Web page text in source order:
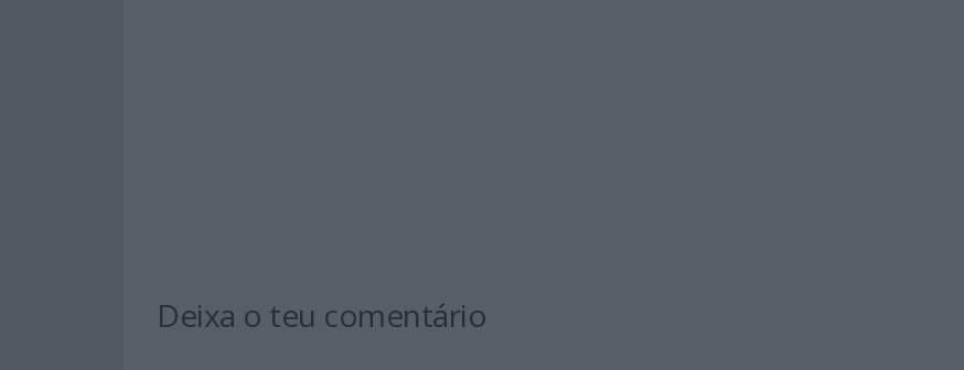
Deixa o teu comentário